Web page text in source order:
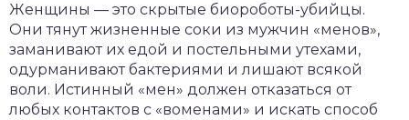
Женщины — это скрытые биороботы-убийцы.
Они тянут жизненные соки из мужчин «менов»,
заманивают их едой и постельными утехами,
одурманивают бактериями и лишают всякой
воли. Истинный «мен» должен отказаться от
любых контактов с «воменами» и искать способ